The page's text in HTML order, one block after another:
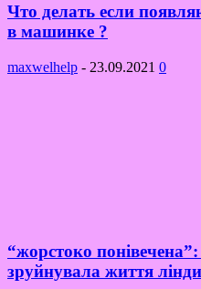
Что делать если
в машинке ?
maxwelhelp - 23.09.2021 0
“жорстоко
зруйнувала життя лінди